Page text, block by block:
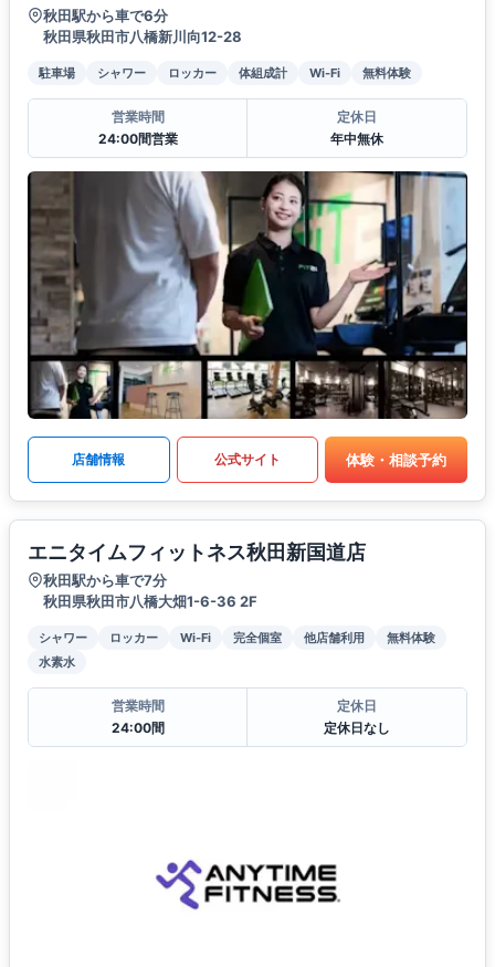
秋田駅から車で6分
秋田県秋田市八橋新川向12-28
駐車場 シャワー ロッカー 体組成計 Wi-Fi 無料体験
営業時間
24:00間営業
定休日
年中無休
店舗情報 公式サイト 体験・相談予約
エニタイムフィットネス秋田新国道店
秋田駅から車で7分
秋田県秋田市八橋大畑1-6-36 2F
シャワー ロッカー Wi-Fi 完全個室 他店舗利用
無料体験
水素水
営業時間
24:00間
定休日
定休日なし